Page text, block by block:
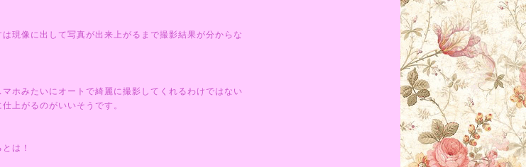
現像に出して写真が出来上がるまで撮影結果が分からな
ホみたいにオートで綺麗に撮影してくれるわけではない
上がるのがいいそうです。
は！